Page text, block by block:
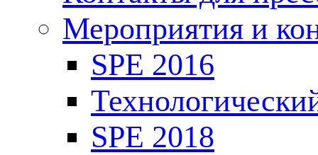
Мероприятия и
SPE 2016
SPE 2018